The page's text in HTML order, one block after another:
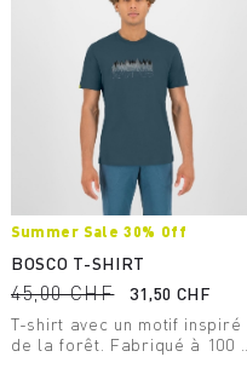
Summer Sale 30% Off
BOSCO T-SHIRT
45,00 CHF
31,50 CHF
T-shirt avec un motif inspiré
de la forêt. Fabriqué à 100 %